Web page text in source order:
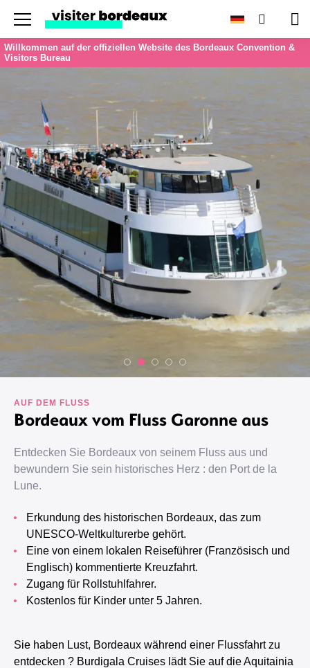
Suchen
Menu
Willkommen auf der offiziellen Website des Bordeaux Convention &
Visitors Bureau
AUF DEM FLUSS
Bordeaux vom Fluss Garonne aus
Entdecken Sie Bordeaux von seinem Fluss aus und
bewundern Sie sein historisches Herz : den Port de la
Lune.
Erkundung des historischen Bordeaux, das zum
UNESCO-Weltkulturerbe gehört.
Eine von einem lokalen Reiseführer (Französisch und
Englisch) kommentierte Kreuzfahrt.
Zugang für Rollstuhlfahrer.
Kostenlos für Kinder unter 5 Jahren.
Sie haben Lust, Bordeaux während einer Flussfahrt zu
entdecken ? Burdigala Cruises lädt Sie auf die Aquitainia